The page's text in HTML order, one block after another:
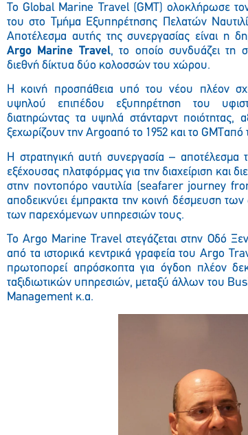
Το Global Marine Travel (GMT) ολοκλήρωσε
του στο Τμήμα Εξυπηρέτησης Πελατών
Αποτέλεσμα αυτής της συνεργασίας είναι η
Argo Marine Travel, το οποίο συνδυάζει τη
διεθνή δίκτυα δύο κολοσσών του χώρου.
Η κοινή προσπάθεια υπό του νέου πλέον
υψηλού επιπέδου εξυπηρέτηση του
διατηρώντας τα υψηλά στάνταρντ ποιότητας,
ξεχωρίζουν την Argoαπό το 1952 και το GMTαπό
Η στρατηγική αυτή συνεργασία – αποτέλεσμα
εξέχουσας πλατφόρμας για την διαχείριση και
στην ποντοπόρο ναυτιλία (seafarer journey
αποδεικνύει έμπρακτα την κοινή δέσμευση
των παρεχόμενων υπηρεσιών τους.
Το Argo Marine Travel στεγάζεται στην Οδό
από τα ιστορικά κεντρικά γραφεία του Argo
πρωτοπορεί απρόσκοπτα για όγδοη πλέον
ταξιδιωτικών υπηρεσιών, μεταξύ άλλων του
Management κ.α.